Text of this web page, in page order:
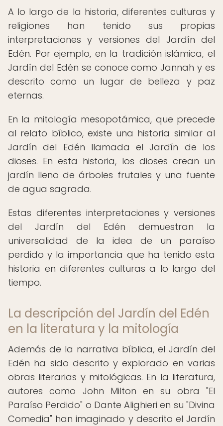
A lo largo de la historia, diferentes culturas y
religiones han tenido sus propias
interpretaciones y versiones del Jardín del
Edén. Por ejemplo, en la tradición islámica, el
Jardín del Edén se conoce como Jannah y es
descrito como un lugar de belleza y paz
eternas.
En la mitología mesopotámica, que precede
al relato bíblico, existe una historia similar al
Jardín del Edén llamada el Jardín de los
dioses. En esta historia, los dioses crean un
jardín lleno de árboles frutales y una fuente
de agua sagrada.
Estas diferentes interpretaciones y versiones
del Jardín del Edén demuestran la
universalidad de la idea de un paraíso
perdido y la importancia que ha tenido esta
historia en diferentes culturas a lo largo del
tiempo.
La descripción del Jardín del Edén
en la literatura y la mitología
Además de la narrativa bíblica, el Jardín del
Edén ha sido descrito y explorado en varias
obras literarias y mitológicas. En la literatura,
autores como John Milton en su obra "El
Paraíso Perdido" o Dante Alighieri en su "Divina
Comedia" han imaginado y descrito el Jardín